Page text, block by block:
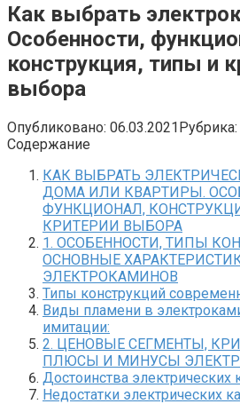
Как выбрать
Особенности,
конструкция, типы и
выбора
Опубликовано: 06.03.2021Рубрика:
Содержание
КАК ВЫБРАТЬ
ДОМА ИЛИ КВАРТИРЫ.
ФУНКЦИОНАЛ,
КРИТЕРИИ ВЫБОРА
1. ОСОБЕННОСТИ, ТИПЫ
ОСНОВНЫЕ
ЭЛЕКТРОКАМИНОВ
Типы конструкций
Виды пламени в
имитации:
2. ЦЕНОВЫЕ СЕГМЕНТЫ,
ПЛЮСЫ И МИНУСЫ
Достоинства электрических
Недостатки электрических